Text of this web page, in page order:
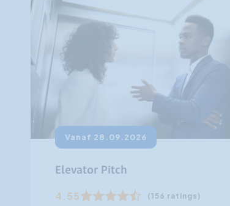
Vanaf 28.09.2026
Elevator Pitch
4.55 (156 ratings)